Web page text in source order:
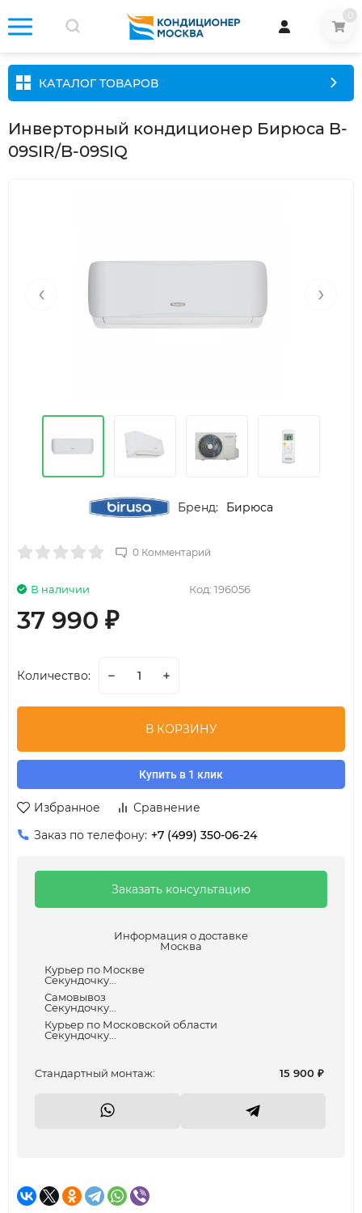
КАТАЛОГ ТОВАРОВ
Инверторный кондиционер Бирюса B-
09SIR/B-09SIQ
‹ ›
Бренд: Бирюса
0 Комментарий
Код: 196056
В наличии
37 990 ₽
Количество:
В КОРЗИНУ
Купить в 1 клик
Избранное
Сравнение
Заказ по телефону: +7 (499) 350-06-24
Заказать консультацию
Информация о доставке
Москва
Курьер по Москве
Секундочку...
Самовывоз
Секундочку...
Курьер по Московской области
Секундочку...
Cтандартный монтаж: 15 900 ₽